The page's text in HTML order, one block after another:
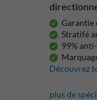
Garantie
Stratifé
99%
Découvrez
plus de